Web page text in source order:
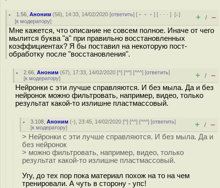
1.56 ,Аноним (56), 14:33, 14/02/2020 [ответить] [ ﹢﹢﹢] [ · · ·][↓]
[к модератору] + / –
Мне кажется, что описание не совсем полное. Иначе от чего
мылится буква "а" при правильно восстановленных
коэффициентах? Я бы поставил на некоторую пост-
обработку после "восстановления".
2.66 ,Аноним (67), 17:33, 14/02/2020 [^] [^^] [^^^] [ответить]
[к модератору] + / –
Нейронки с эти лучше справляются. И без мыла. Да и без
нейронок можно фильтровать, например, видео, только
результат какой-то излишне пластмассовый.
3.108 ,Аноним (-), 23:45, 14/02/2020 [^] [^^] [^^^] [ответить]
[к модератору] + / –
> Нейронки с эти лучше справляются. И без мыла. Да и
без нейронок
> можно фильтровать, например, видео, только
результат какой-то излишне пластмассовый.
Угу, до тех пор пока материал похож на то на чем
тренировали. А чуть в сторону - упс!